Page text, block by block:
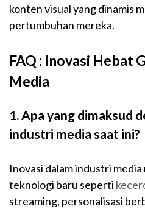
konten visual yang dinamis
pertumbuhan mereka.
FAQ : Inovasi Hebat
Media
1. Apa yang dimaksud
industri media saat ini?
Inovasi dalam industri
teknologi baru seperti
streaming, personalisasi